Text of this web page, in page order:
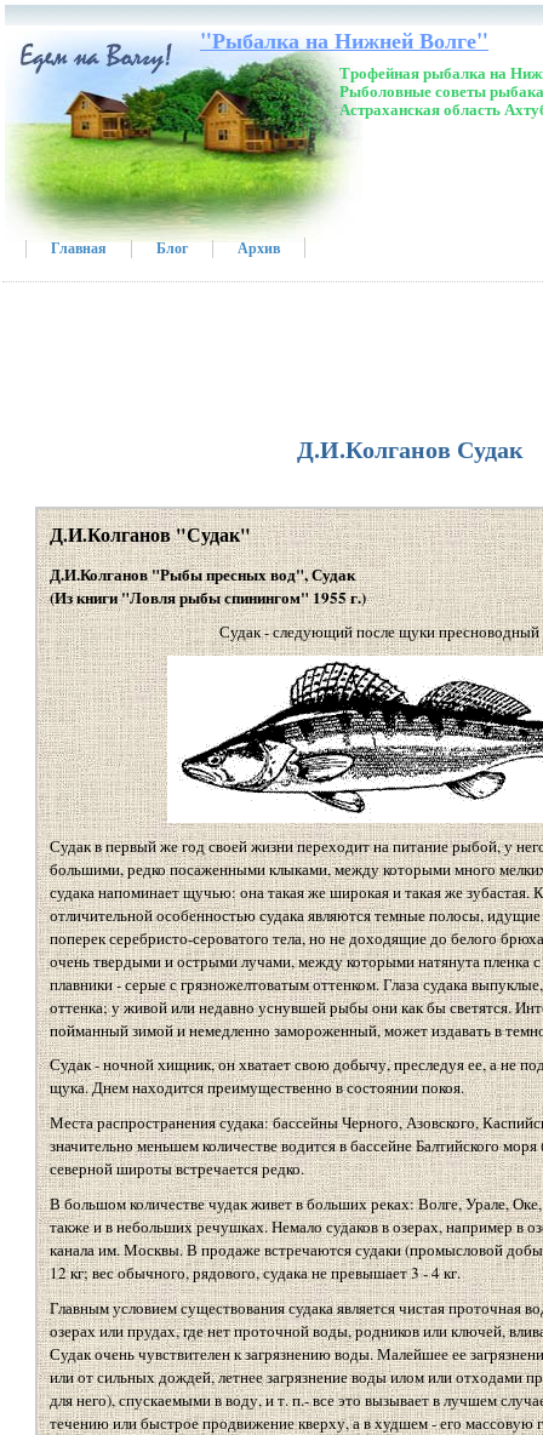
"Рыбалка на Нижней Волге"
Трофейная рыбалка на
Рыболовные советы
Астраханская область
Главная Блог Архив
Д.И.Колганов Судак
Д.И.Колганов "Судак"
Д.И.Колганов "Рыбы пресных вод", Судак
(Из книги "Ловля рыбы спинингом" 1955 г.)
Судак - следующий после щуки
Судак в первый же год своей жизни переходит на питание рыбой, у
большими, редко посаженными клыками, между которыми много
судака напоминает щучью: она такая же широкая и такая же зубастая.
отличительной особенностью судака являются темные полосы,
поперек серебристо-сероватого тела, но не доходящие до белого
очень твердыми и острыми лучами, между которыми натянута пленка
плавники - серые с грязножелтоватым оттенком. Глаза судака
оттенка; у живой или недавно уснувшей рыбы они как бы светятся.
пойманный зимой и немедленно замороженный, может издавать в
Судак - ночной хищник, он хватает свою добычу, преследуя ее, а не
щука. Днем находится преимущественно в состоянии покоя.
Места распространения судака: бассейны Черного, Азовского,
значительно меньшем количестве водится в бассейне Балтийского
северной широты встречается редко.
В большом количестве чудак живет в больших реках: Волге, Урале,
также и в небольших речушках. Немало судаков в озерах, например в
канала им. Москвы. В продаже встречаются судаки (промысловой
12 кг; вес обычного, рядового, судака не превышает 3 - 4 кг.
Главным условием существования судака является чистая проточная
озерах или прудах, где нет проточной воды, родников или ключей,
Судак очень чувствителен к загрязнению воды. Малейшее ее
или от сильных дождей, летнее загрязнение воды илом или отходами
для него), спускаемыми в воду, и т. п.- все это вызывает в лучшем
течению или быстрое продвижение кверху, а в худшем - его массовую